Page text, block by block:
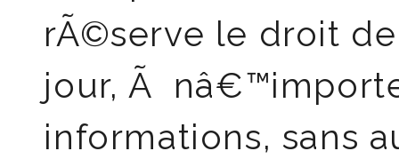
rÃ©serve le droit
jour, Ã
informations, sans